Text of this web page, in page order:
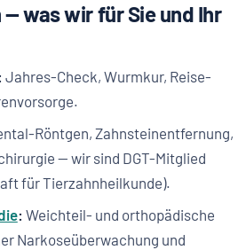
was wir für Sie und Ihr
Jahres-Check, Wurmkur, Reise-
Röntgen, Zahnsteinentfernung,
— wir sind DGT-Mitglied
für Tierzahnheilkunde).
: Weichteil- und orthopädische
Narkoseüberwachung und